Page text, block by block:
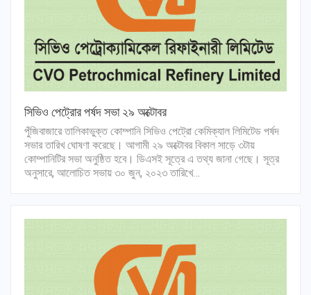
সিভিও পেট্রোর পর্ষদ সভা ২৯ অক্টোবর
পুঁজিবাজারে তালিকাভুক্ত কোম্পানি সিভিও পেট্রো কেমিক্যাল লিমিটেড পর্ষদ
সভার তারিখ ঘোষণা করেছে। আগামী ২৯ অক্টোবর বিকাল সাড়ে ৩টায়
কোম্পানিটির সভা অনুষ্ঠিত হবে। ডিএসই সূত্রে এ তথ্য জানা গেছে। সূত্র
অনুসারে, আলোচিত সভায় ৩০ জুন, ২০২৩ তারিখে…